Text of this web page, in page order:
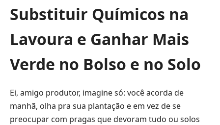
Substituir Químicos na
Lavoura e Ganhar Mais
Verde no Bolso e no Solo
Ei, amigo produtor, imagine só: você acorda de
manhã, olha pra sua plantação e em vez de se
preocupar com pragas que devoram tudo ou solos